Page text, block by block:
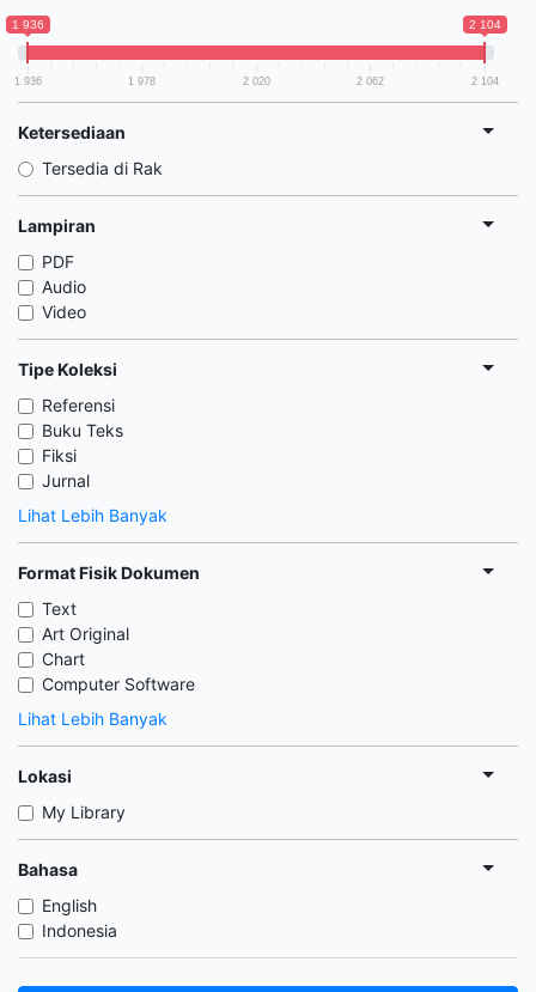
1 936 2 104
1 936 1 978 2 020 2 062 2 104
Ketersediaan
Tersedia di Rak
Lampiran
PDF
Audio
Video
Tipe Koleksi
Referensi
Buku Teks
Fiksi
Jurnal
Lihat Lebih Banyak
Format Fisik Dokumen
Text
Art Original
Chart
Computer Software
Lihat Lebih Banyak
Lokasi
My Library
Bahasa
English
Indonesia